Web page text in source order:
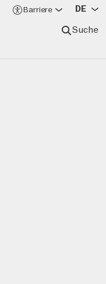
Suche
Barriere DE